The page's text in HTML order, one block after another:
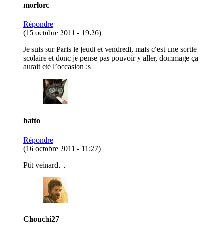
morlorc
Répondre
(15 octobre 2011 - 19:26)
Je suis sur Paris le jeudi et vendredi, mais c’est une sortie
scolaire et donc je pense pas pouvoir y aller, dommage ça
aurait été l’occasion :s
batto
Répondre
(16 octobre 2011 - 11:27)
Ptit veinard…
Chouchi27